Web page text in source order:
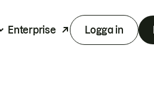
Enterprise Logga in